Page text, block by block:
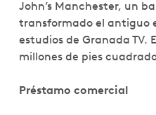
John’s Manchester, un
transformado el antiguo
estudios de Granada TV.
millones de pies
Préstamo comercial